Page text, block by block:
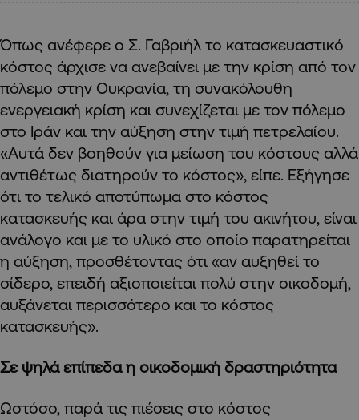
Όπως ανέφερε ο Σ. Γαβριήλ το κατασκευαστικό
κόστος άρχισε να ανεβαίνει με την κρίση από τον
πόλεμο στην Ουκρανία, τη συνακόλουθη
ενεργειακή κρίση και συνεχίζεται με τον πόλεμο
στο Ιράν και την αύξηση στην τιμή πετρελαίου.
«Αυτά δεν βοηθούν για μείωση του κόστους αλλά
αντιθέτως διατηρούν το κόστος», είπε. Εξήγησε
ότι το τελικό αποτύπωμα στο κόστος
κατασκευής και άρα στην τιμή του ακινήτου, είναι
ανάλογο και με το υλικό στο οποίο παρατηρείται
η αύξηση, προσθέτοντας ότι «αν αυξηθεί το
σίδερο, επειδή αξιοποιείται πολύ στην οικοδομή,
αυξάνεται περισσότερο και το κόστος
κατασκευής».
Σε ψηλά επίπεδα η οικοδομική δραστηριότητα
Ωστόσο, παρά τις πιέσεις στο κόστος